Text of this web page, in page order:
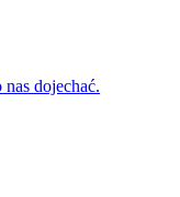
dojechać.